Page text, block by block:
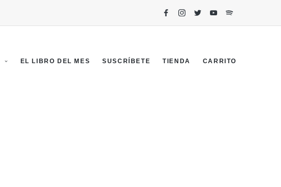
EL LIBRO DEL MES SUSCRÍBETE TIENDA CARRITO